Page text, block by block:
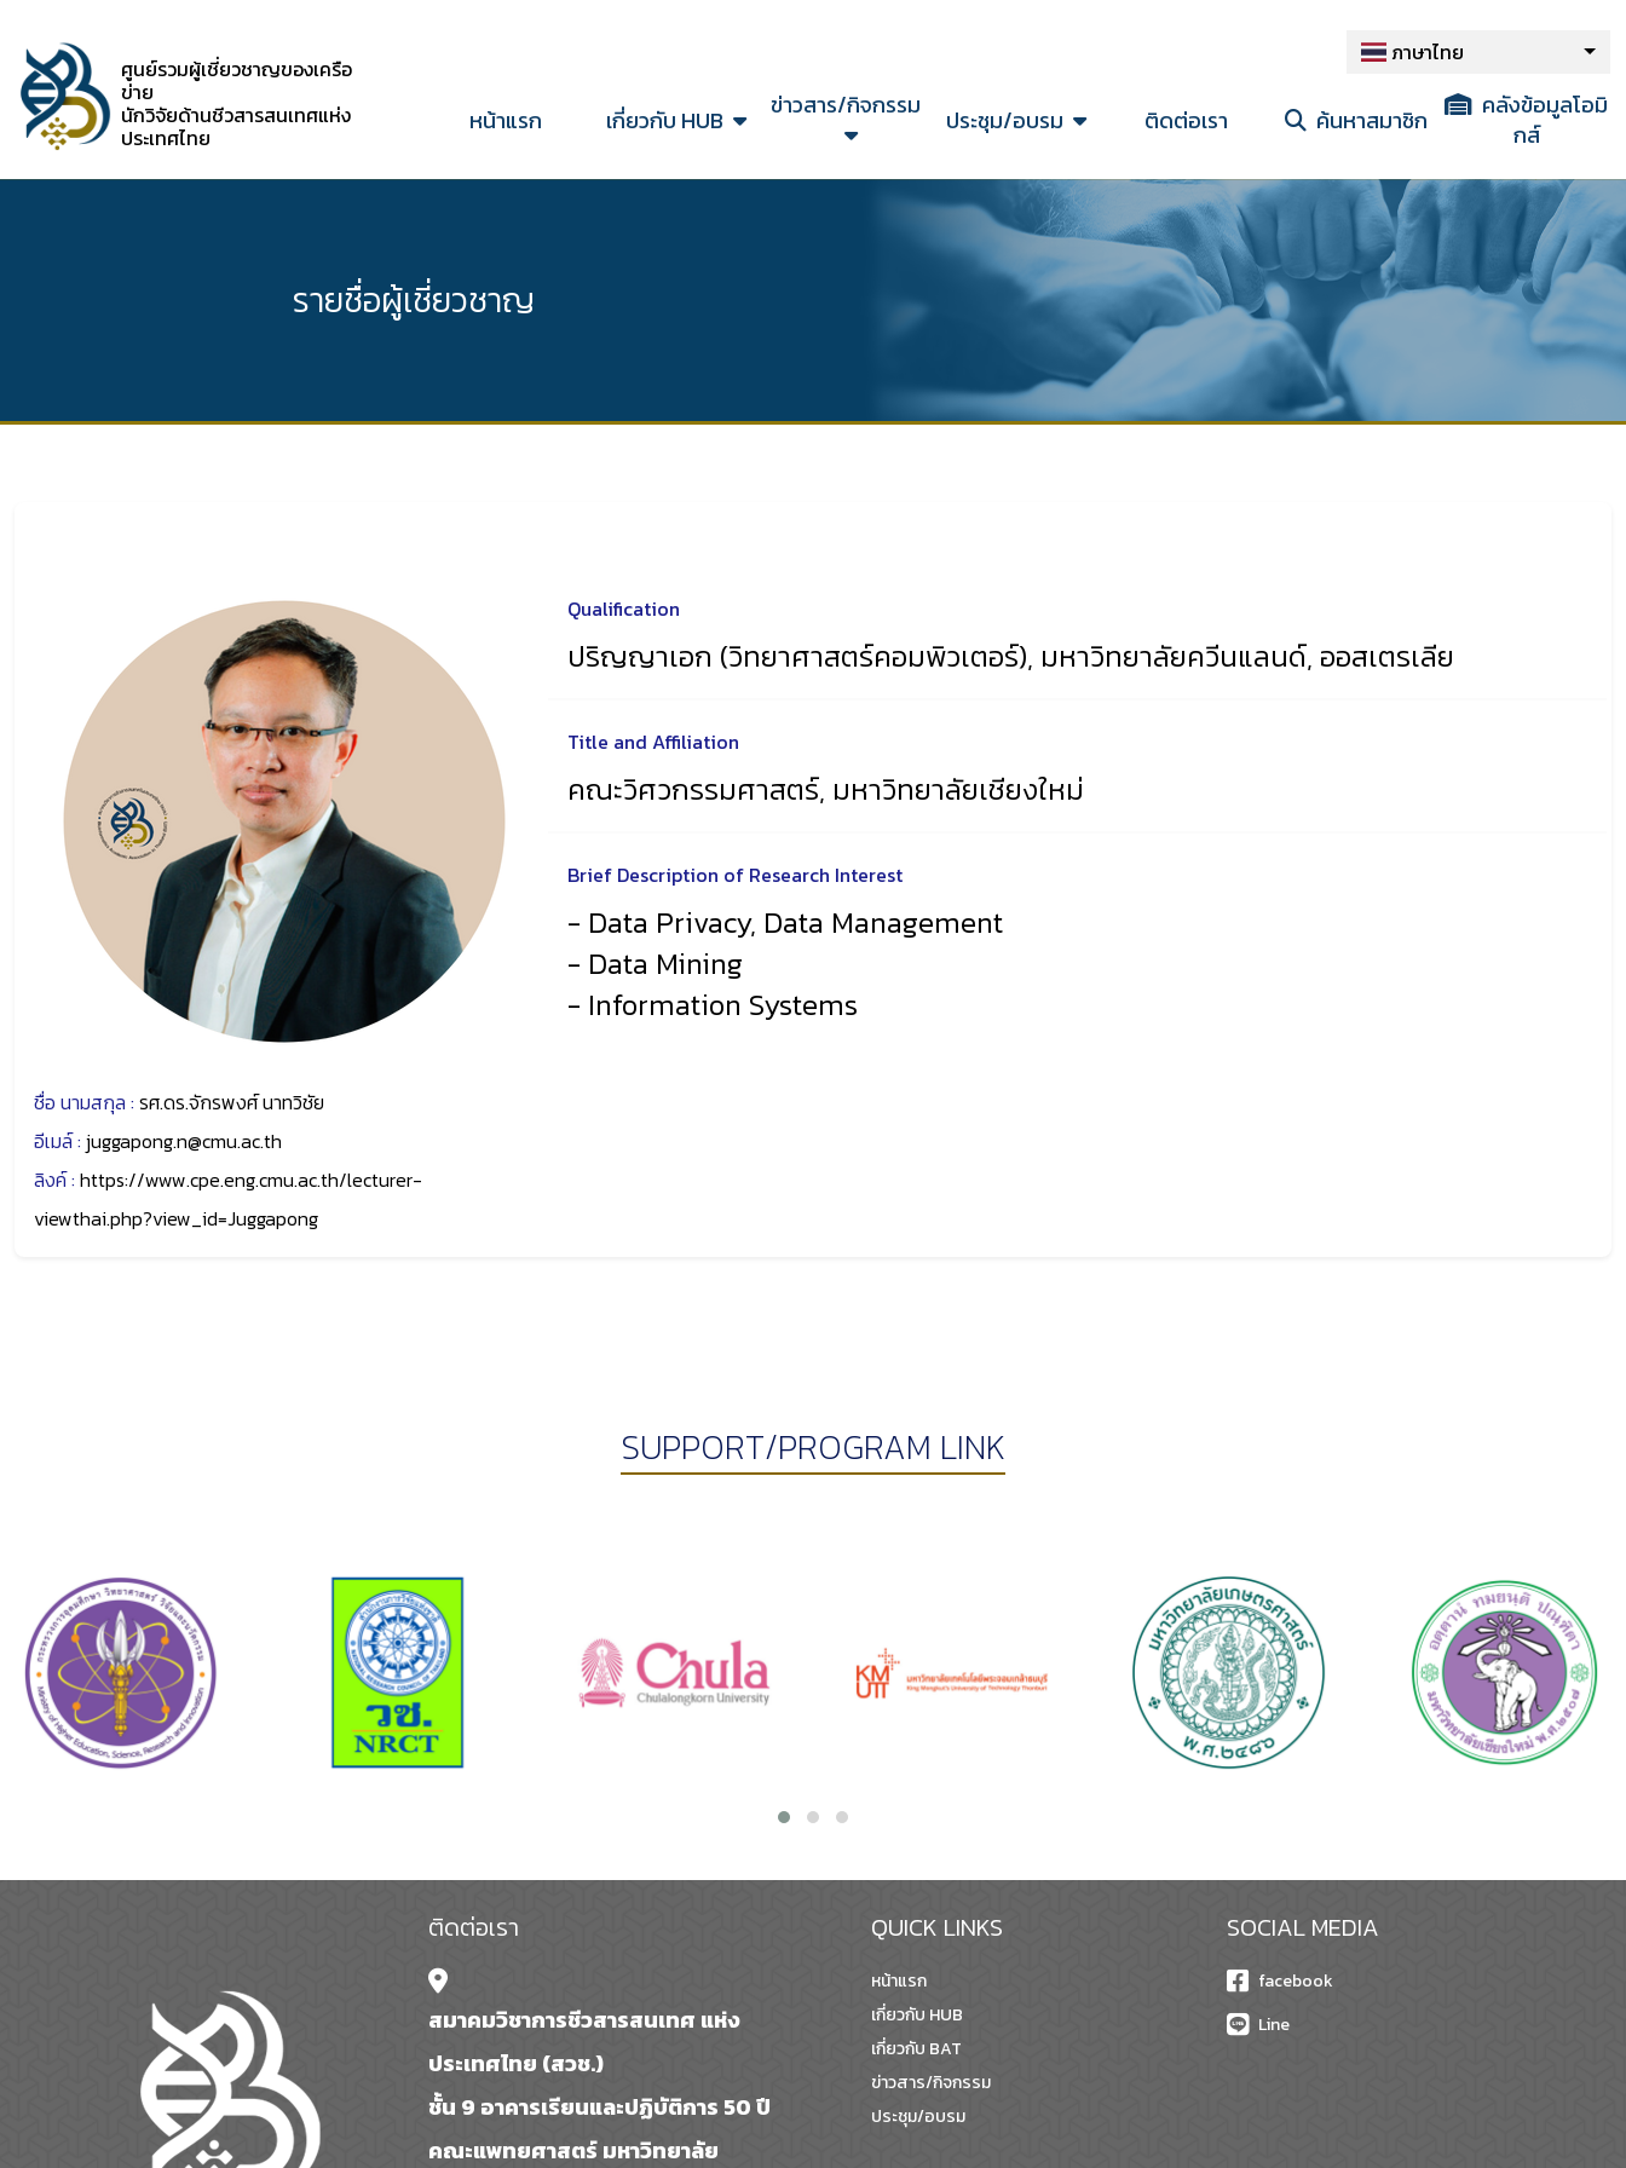
ศูนย์รวมผู้เชี่ยวชาญของเครือ
ข่าย
นักวิจัยด้านชีวสารสนเทศแห่ง
ประเทศไทย
ภาษาไทย
หน้าแรก เกี่ยวกับ HUB ข่าวสาร/กิจกรรม ประชุม/อบรม ติดต่อเรา ค้นหาสมาชิก
คลังข้อมูลโอมิ
กส์
รายชื่อผู้เชี่ยวชาญ
ชื่อ นามสกุล : รศ.ดร.จักรพงศ์ นาทวิชัย
อีเมล์ : juggapong.n@cmu.ac.th
ลิงค์ : https://www.cpe.eng.cmu.ac.th/lecturer-
viewthai.php?view_id=Juggapong
Qualification
ปริญญาเอก (วิทยาศาสตร์คอมพิวเตอร์), มหาวิทยาลัยควีนแลนด์, ออสเตรเลีย
Title and Affiliation
คณะวิศวกรรมศาสตร์, มหาวิทยาลัยเชียงใหม่
Brief Description of Research Interest
- Data Privacy, Data Management
- Data Mining
- Information Systems
SUPPORT/PROGRAM LINK
ติดต่อเรา
สมาคมวิชาการชีวสารสนเทศ แห่ง
ประเทศไทย (สวช.)
ชั้น 9 อาคารเรียนและปฏิบัติการ 50 ปี
คณะแพทยศาสตร์ มหาวิทยาลัย
QUICK LINKS
หน้าแรก
เกี่ยวกับ HUB
เกี่ยวกับ BAT
ข่าวสาร/กิจกรรม
ประชุม/อบรม
SOCIAL MEDIA
facebook
Line